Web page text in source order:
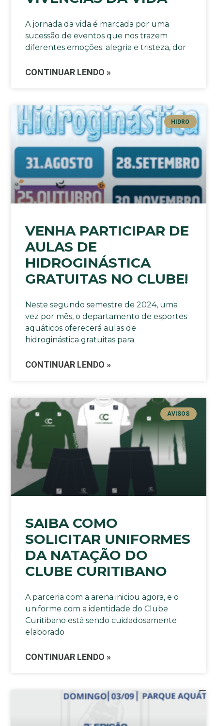
A jornada da vida é marcada por uma
sucessão de eventos que nos trazem
diferentes emoções: alegria e tristeza, dor
CONTINUAR LENDO »
HIDRO
VENHA PARTICIPAR DE
AULAS DE
HIDROGINÁSTICA
GRATUITAS NO CLUBE!
Neste segundo semestre de 2024, uma
vez por mês, o departamento de esportes
aquáticos oferecerá aulas de
hidroginástica gratuitas para
CONTINUAR LENDO »
AVISOS
SAIBA COMO
SOLICITAR UNIFORMES
DA NATAÇÃO DO
CLUBE CURITIBANO
A parceria com a arena iniciou agora, e o
uniforme com a identidade do Clube
Curitibano está sendo cuidadosamente
elaborado
CONTINUAR LENDO »